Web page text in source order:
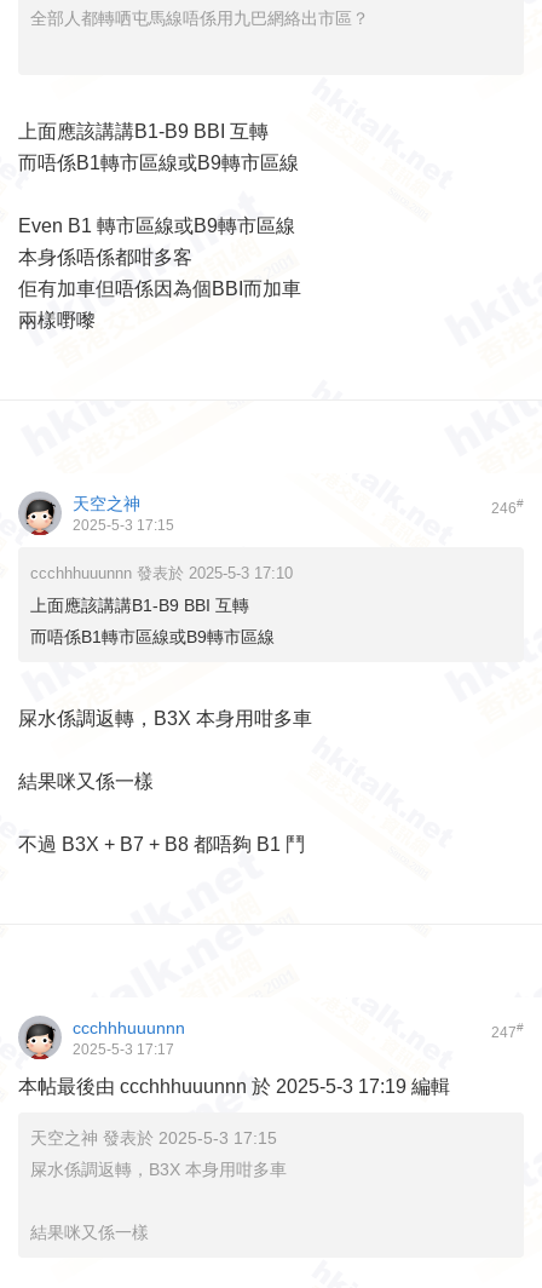
全部人都轉哂屯馬線唔係用九巴網絡出市區？
上面應該講講B1-B9 BBI 互轉
而唔係B1轉市區線或B9轉市區線
Even B1 轉市區線或B9轉市區線
本身係唔係都咁多客
佢有加車但唔係因為個BBI而加車
兩樣嘢嚟
246#
天空之神
2025-5-3 17:15
ccchhhuuunnn 發表於 2025-5-3 17:10
上面應該講講B1-B9 BBI 互轉
而唔係B1轉市區線或B9轉市區線
屎水係調返轉，B3X 本身用咁多車
結果咪又係一樣
不過 B3X + B7 + B8 都唔夠 B1 鬥
247#
ccchhhuuunnn
2025-5-3 17:17
本帖最後由 ccchhhuuunnn 於 2025-5-3 17:19 編輯
天空之神 發表於 2025-5-3 17:15
屎水係調返轉，B3X 本身用咁多車
結果咪又係一樣